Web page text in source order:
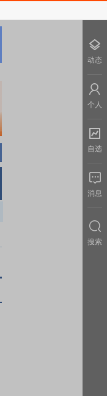
动态
个人
自选
消息
搜索